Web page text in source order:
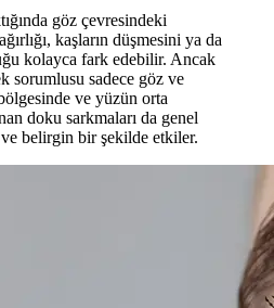
göz çevresindeki
kaşların düşmesini ya da
kolayca fark edebilir. Ancak
sorumlusu sadece göz ve
ve yüzün orta
doku sarkmaları da genel
belirgin bir şekilde etkiler.